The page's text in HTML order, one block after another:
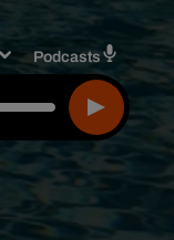
Podcasts